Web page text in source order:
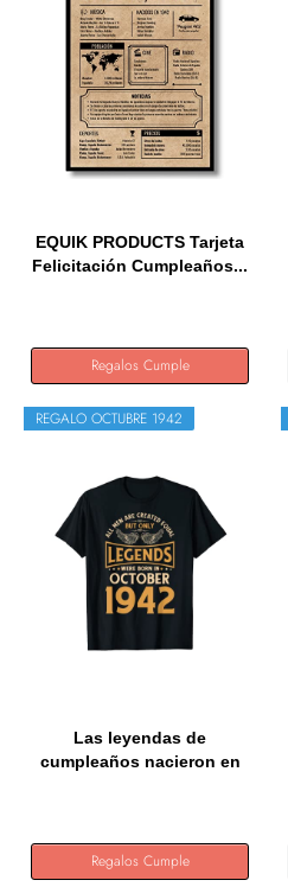
EQUIK PRODUCTS Tarjeta
Felicitación Cumpleaños...
Regalos Cumple
REGALO OCTUBRE 1942
Las leyendas de
cumpleaños nacieron en
Regalos Cumple